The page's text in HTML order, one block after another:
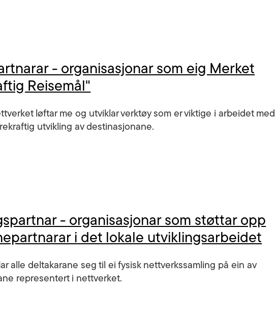
- organisasjonar som eig Merket
Reisemål"
løftar me og utviklar verktøy som er viktige i arbeidet med
utvikling av destinasjonane.
- organisasjonar som støttar opp
i det lokale utviklingsarbeidet
alle deltakarane seg til ei fysisk nettverkssamling på ein av
representert i nettverket.